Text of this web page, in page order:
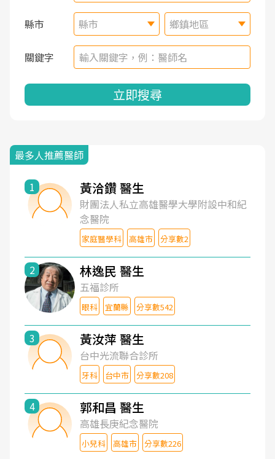
縣市 縣市 鄉鎮地區
關鍵字
立即搜尋
最多人推薦醫師
1 黃洽鑽 醫生
財團法人私立高雄醫學大學附設中和紀
念醫院
家庭醫學科 高雄市 分享數2
2 林逸民 醫生
五福診所
眼科 宜蘭縣 分享數542
3 黃汝萍 醫生
台中光流聯合診所
牙科 台中市 分享數208
4 郭和昌 醫生
高雄長庚紀念醫院
小兒科 高雄市 分享數226